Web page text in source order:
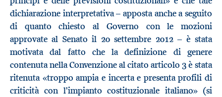
dichiarazione interpretativa – apposta anche a seguito
di quanto chiesto al Governo con le mozioni
approvate al Senato il 20 settembre 2012 – è stata
motivata dal fatto che la definizione di genere
contenuta nella Convenzione al citato articolo 3 è stata
ritenuta «troppo ampia e incerta e presenta profili di
criticità con l'impianto costituzionale italiano» (si